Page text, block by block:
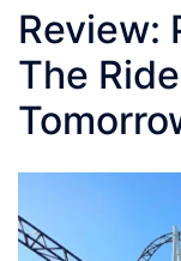
Review:
The